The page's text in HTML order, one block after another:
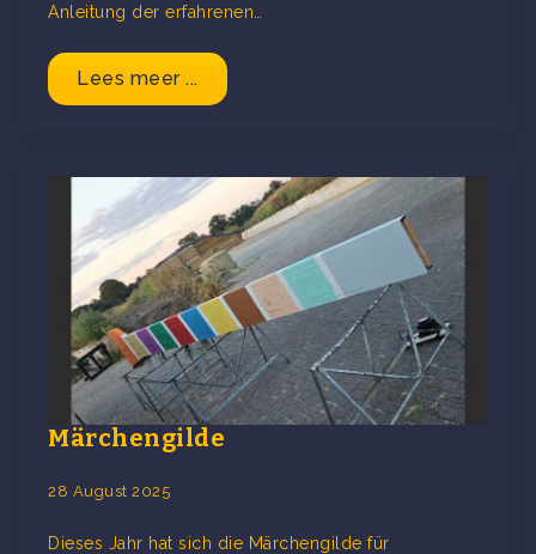
Anleitung der erfahrenen…
Lees meer ...
Märchengilde
28 August 2025
Dieses Jahr hat sich die Märchengilde für